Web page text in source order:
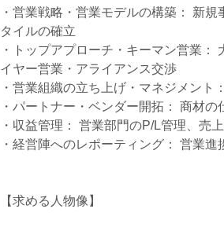
・営業戦略・営業モデルの構築： 新
タイルの確立
・トップアプローチ・キーマン営業
イヤー営業・アライアンス交渉
・営業組織の立ち上げ・マネジメン
・パートナー・ベンダー開拓： 商材
・収益管理： 営業部門のP/L管理、売
・経営陣へのレポーティング： 営業
【求める人物像】